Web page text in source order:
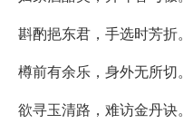
斟酌挹东君，手选时芳折。
樽前有余乐，身外无所切。
欲寻玉清路，难访金丹诀。